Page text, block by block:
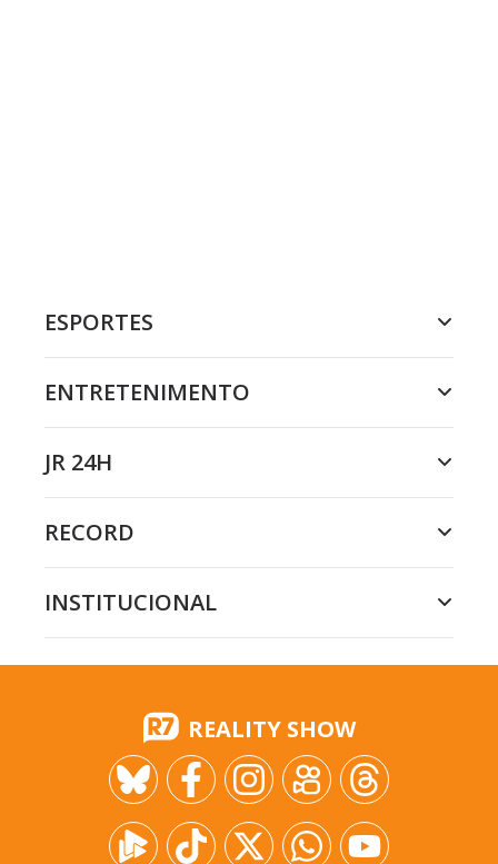
ESPORTES
ENTRETENIMENTO
JR 24H
RECORD
INSTITUCIONAL
REALITY SHOW